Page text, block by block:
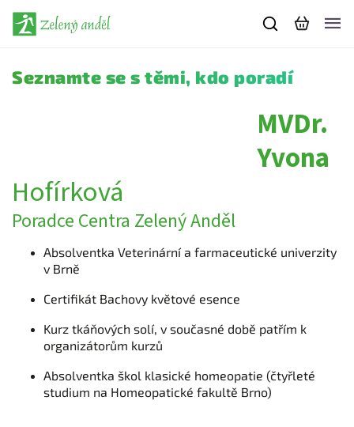
Seznamte se s těmi, kdo poradí
MVDr.
Yvona
Hofírková
Poradce Centra Zelený Anděl
Absolventka Veterinární a farmaceutické univerzity
v Brně
Certifikát Bachovy květové esence
Kurz tkáňových solí, v současné době patřím k
organizátorům kurzů
Absolventka škol klasické homeopatie (čtyřleté
studium na Homeopatické fakultě Brno)